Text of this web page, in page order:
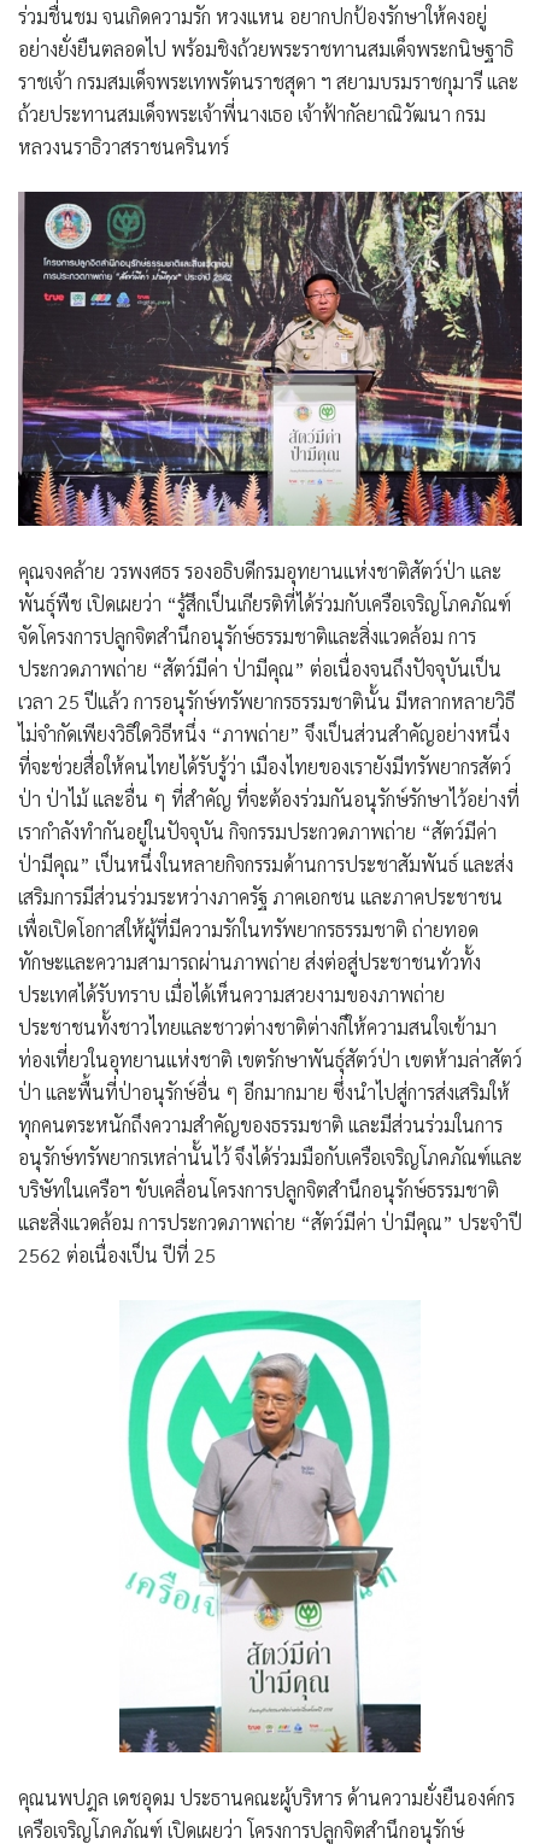
ร่วมชื่นชม จนเกิดความรัก หวงแหน อยากปกป้องรักษาให้คงอยู่
อย่างยั่งยืนตลอดไป พร้อมชิงถ้วยพระราชทานสมเด็จพระกนิษฐาธิ
ราชเจ้า กรมสมเด็จพระเทพรัตนราชสุดา ฯ สยามบรมราชกุมารี และ
ถ้วยประทานสมเด็จพระเจ้าพี่นางเธอ เจ้าฟ้ากัลยาณิวัฒนา กรม
หลวงนราธิวาสราชนครินทร์
คุณจงคล้าย วรพงศธร รองอธิบดีกรมอุทยานแห่งชาติสัตว์ป่า และ
พันธุ์พืชเปิดเผยว่า “รู้สึกเป็นเกียรติที่ได้ร่วมกับเครือเจริญโภคภัณฑ์
จัดโครงการปลูกจิตสำนึกอนุรักษ์ธรรมชาติและสิ่งแวดล้อม การ
ประกวดภาพถ่าย “สัตว์มีค่า ป่ามีคุณ” ต่อเนื่องจนถึงปัจจุบันเป็น
เวลา 25 ปีแล้ว การอนุรักษ์ทรัพยากรธรรมชาตินั้น มีหลากหลายวิธี
ไม่จำกัดเพียงวิธีใดวิธีหนึ่ง “ภาพถ่าย” จึงเป็นส่วนสำคัญอย่างหนึ่ง
ที่จะช่วยสื่อให้คนไทยได้รับรู้ว่า เมืองไทยของเรายังมีทรัพยากรสัตว์
ป่า ป่าไม้ และอื่น ๆ ที่สำคัญ ที่จะต้องร่วมกันอนุรักษ์รักษาไว้อย่างที่
เรากำลังทำกันอยู่ในปัจจุบัน กิจกรรมประกวดภาพถ่าย “สัตว์มีค่า
ป่ามีคุณ” เป็นหนึ่งในหลายกิจกรรมด้านการประชาสัมพันธ์ และส่ง
เสริมการมีส่วนร่วมระหว่างภาครัฐ ภาคเอกชน และภาคประชาชน
เพื่อเปิดโอกาสให้ผู้ที่มีความรักในทรัพยากรธรรมชาติ ถ่ายทอด
ทักษะและความสามารถผ่านภาพถ่าย ส่งต่อสู่ประชาชนทั่วทั้ง
ประเทศได้รับทราบ เมื่อได้เห็นความสวยงามของภาพถ่าย
ประชาชนทั้งชาวไทยและชาวต่างชาติต่างก็ให้ความสนใจเข้ามา
ท่องเที่ยวในอุทยานแห่งชาติ เขตรักษาพันธุ์สัตว์ป่า เขตห้ามล่าสัตว์
ป่า และพื้นที่ป่าอนุรักษ์อื่น ๆ อีกมากมาย ซึ่งนำไปสู่การส่งเสริมให้
ทุกคนตระหนักถึงความสำคัญของธรรมชาติ และมีส่วนร่วมในการ
อนุรักษ์ทรัพยากรเหล่านั้นไว้ จึงได้ร่วมมือกับเครือเจริญโภคภัณฑ์และ
บริษัทในเครือฯ ขับเคลื่อนโครงการปลูกจิตสำนึกอนุรักษ์ธรรมชาติ
และสิ่งแวดล้อม การประกวดภาพถ่าย “สัตว์มีค่า ป่ามีคุณ” ประจำปี
2562 ต่อเนื่องเป็น ปีที่ 25
คุณนพปฎล เดชอุดม ประธานคณะผู้บริหาร ด้านความยั่งยืนองค์กร
เครือเจริญโภคภัณฑ์ เปิดเผยว่า โครงการปลูกจิตสำนึกอนุรักษ์